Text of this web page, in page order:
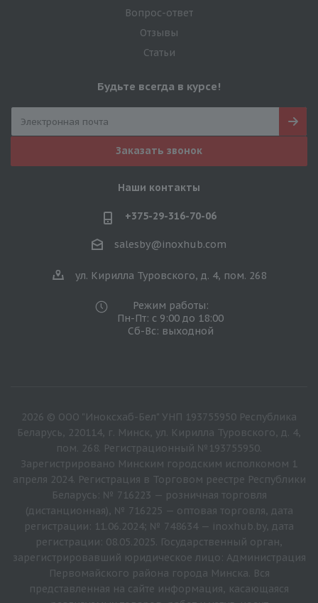
Вопрос-ответ
Отзывы
Статьи
Будьте всегда в курсе!
Заказать звонок
Наши контакты
+375-29-316-70-06
salesby@inoxhub.com
ул. Кирилла Туровского, д. 4, пом. 268
Режим работы:
Пн-Пт: с 9:00 до 18:00
Сб-Вс: выходной
2026 © ООО "Иноксхаб-Бел" УНП 193755950 Республика
Беларусь, 220114, г. Минск, ул. Кирилла Туровского, д. 4,
пом. 268. Регистрационный №193755950.
Зарегистрировано Минским городским исполкомом 1
апреля 2024. Регистрация в Торговом реестре Республики
Беларусь: № 716223 — розничная торговля
(дистанционная), № 716225 — оптовая торговля, дата
регистрации: 11.06.2024; № 748634 — inoxhub.by, дата
регистрации: 08.05.2025. Государственный орган,
зарегистрировавший юридическое лицо: Администрация
Первомайского района города Минска. Вся
представленная на сайте информация, касающаяся